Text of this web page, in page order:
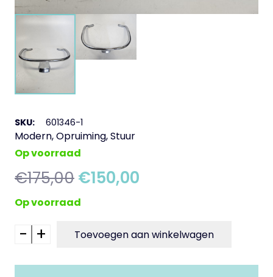
SKU: 601346-1
Modern,Opruiming,Stuur
Op voorraad
€175,00Oorspronkelijke
prijs
was:
€175,00.
€150,00
€150,00.
Op voorraad
Windscherm
Transparant
- + Toevoegen aan winkelwagen